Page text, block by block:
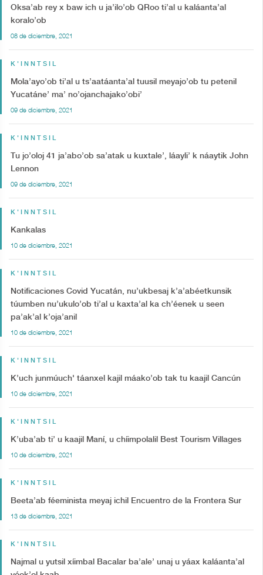
Oksa’ab rey x baw ich u ja’ilo’ob QRoo ti’al u kaláanta’al
koralo’ob
08 de diciembre, 2021
K'INNTSIL
Mola’ayo’ob ti’al u ts’aatáanta’al tuusil meyajo’ob tu petenil
Yucatáne’ ma’ no’ojanchajako’obi’
09 de diciembre, 2021
K'INNTSIL
Tu jo’oloj 41 ja’abo’ob sa’atak u kuxtale’, láayli’ k náaytik John
Lennon
09 de diciembre, 2021
K'INNTSIL
Kankalas
10 de diciembre, 2021
K'INNTSIL
Notificaciones Covid Yucatán, nu’ukbesaj k’a’abéetkunsik
túumben nu’ukulo’ob ti’al u kaxta’al ka ch’éenek u seen
pa’ak’al k’oja’anil
10 de diciembre, 2021
K'INNTSIL
K’uch junmúuch' táanxel kajil máako’ob tak tu kaajil Cancún
10 de diciembre, 2021
K'INNTSIL
K’uba’ab ti’ u kaajil Maní, u chíimpolalil Best Tourism Villages
10 de diciembre, 2021
K'INNTSIL
Beeta’ab féeminista meyaj ichil Encuentro de la Frontera Sur
13 de diciembre, 2021
K'INNTSIL
Najmal u yutsil xíimbal Bacalar ba’ale’ unaj u yáax kaláanta’al